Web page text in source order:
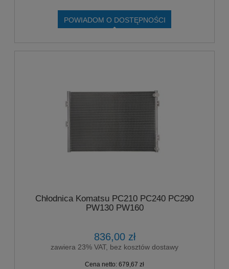
POWIADOM O DOSTĘPNOŚCI
Chłodnica Komatsu PC210 PC240 PC290
PW130 PW160
836,00 zł
zawiera 23% VAT, bez kosztów dostawy
Cena netto: 679,67 zł